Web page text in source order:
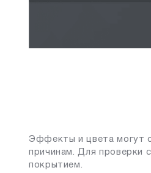
Эффекты и цвета могут
причинам. Для проверки
покрытием.